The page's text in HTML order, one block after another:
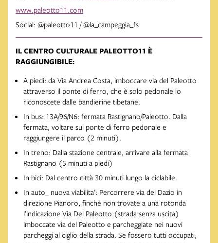
www.paleotto11.com
Social: @paleotto11 / @la_campeggia_fs
IL CENTRO CULTURALE PALEOTTO11 È
RAGGIUNGIBILE:
A piedi: da Via Andrea Costa, imboccare via del Paleotto
attraverso il ponte di ferro, che è solo pedonale lo
riconoscete dalle bandierine tibetane.
In bus: 13A/96/N6: fermata Rastignano/Paleotto. Dalla
fermata, voltare sul ponte di ferro pedonale e
raggiungere il parco (2 minuti).
In treno: Dalla stazione centrale, arrivare alla fermata
Rastignano (5 minuti a piedi)
In bici: Dal centro città 30 minuti lungo la ciclabile.
In auto_ nuova viabilita’: Percorrere via del Dazio in
direzione Pianoro, finché non trovate a una rotonda
l’indicazione Via Del Paleotto (strada senza uscita)
imboccate via del Paleotto e parcheggiate nei nuovi
parcheggi al ciglio della strada. Se fossero tutti occupati,